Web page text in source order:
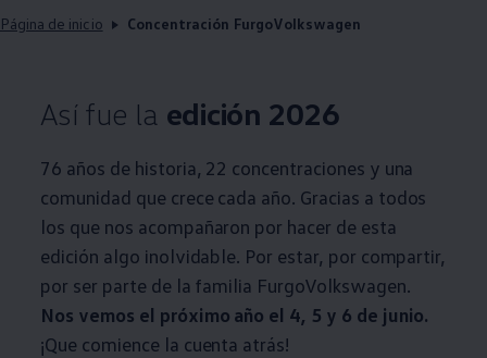
Página de inicio Concentración FurgoVolkswagen
Así fue la edición 2026
76 años de historia, 22 concentraciones y una
comunidad que crece cada año. Gracias a todos
los que nos acompañaron por hacer de esta
edición algo inolvidable. Por estar, por compartir,
por ser parte de la familia FurgoVolkswagen.
Nos vemos el próximo año el 4, 5 y 6 de junio.
¡Que comience la cuenta atrás!